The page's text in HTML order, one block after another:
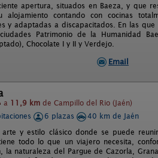
apertura, situados en Baeza, y que
contando con cocinas
y adaptadas a discapacitados. En las
Patrimonio de la Humanidad
Chocolate I y II y Verdejo.
Email
a 11,9 km de Campillo del Rio (Jaén)
6 plazas
40 km de Jaén
y estilo clásico donde se puede
todo lo que un viajero necesita,
la naturaleza del Pargue de Cazorla,